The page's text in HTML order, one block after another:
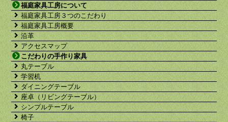
福庭家具工房について
福庭家具工房３つのこだわり
福庭家具工房概要
沿革
アクセスマップ
こだわりの手作り家具
丸テーブル
学習机
ダイニングテーブル
座卓（リビングテーブル）
シンプルテーブル
椅子